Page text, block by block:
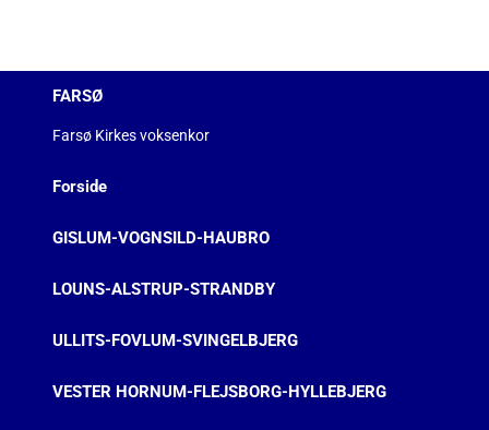
FARSØ
Farsø Kirkes voksenkor
Forside
GISLUM-VOGNSILD-HAUBRO
LOUNS-ALSTRUP-STRANDBY
ULLITS-FOVLUM-SVINGELBJERG
VESTER HORNUM-FLEJSBORG-HYLLEBJERG